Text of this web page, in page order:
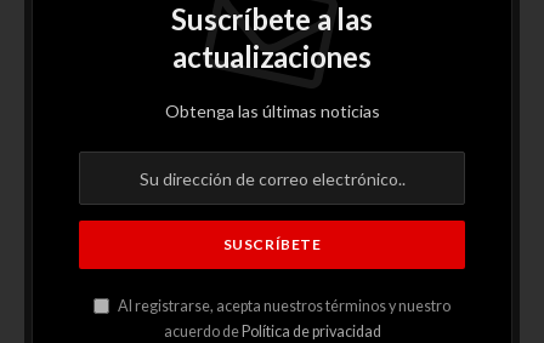
Suscríbete a las
actualizaciones
Obtenga las últimas noticias
Al registrarse, acepta nuestros términos y nuestro
acuerdo de Política de privacidad